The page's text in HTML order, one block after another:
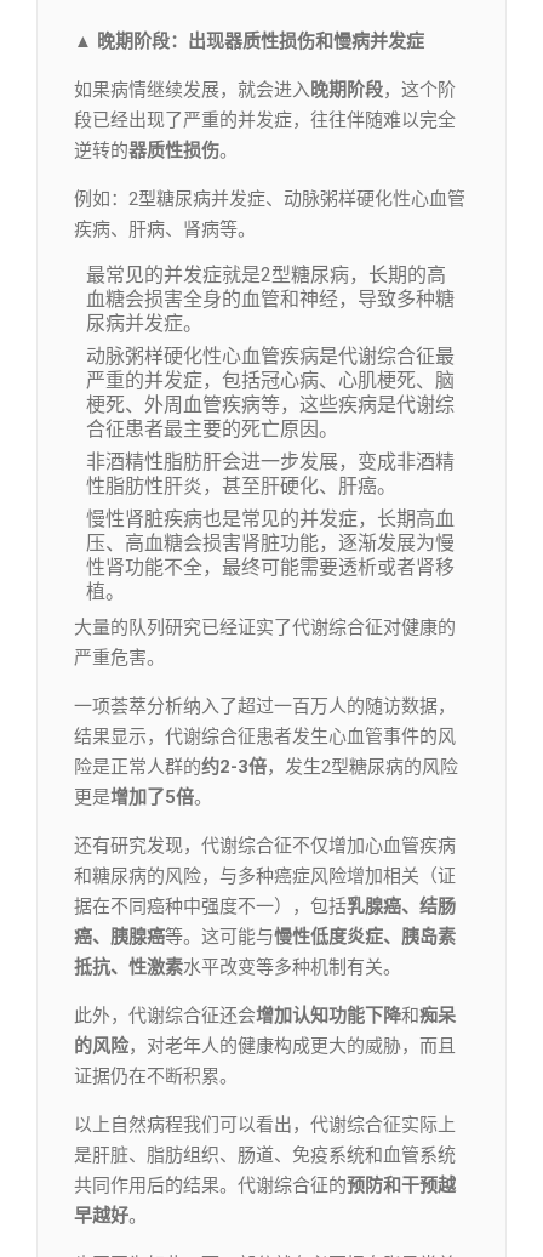
▲ 晚期阶段：出现器质性损伤和慢病并发症
如果病情继续发展，就会进入晚期阶段，这个阶
段已经出现了严重的并发症，往往伴随难以完全
逆转的器质性损伤。
例如：2型糖尿病并发症、动脉粥样硬化性心血管
疾病、肝病、肾病等。
最常见的并发症就是2型糖尿病，长期的高
血糖会损害全身的血管和神经，导致多种糖
尿病并发症。
动脉粥样硬化性心血管疾病是代谢综合征最
严重的并发症，包括冠心病、心肌梗死、脑
梗死、外周血管疾病等，这些疾病是代谢综
合征患者最主要的死亡原因。
非酒精性脂肪肝会进一步发展，变成非酒精
性脂肪性肝炎，甚至肝硬化、肝癌。
慢性肾脏疾病也是常见的并发症，长期高血
压、高血糖会损害肾脏功能，逐渐发展为慢
性肾功能不全，最终可能需要透析或者肾移
植。
大量的队列研究已经证实了代谢综合征对健康的
严重危害。
一项荟萃分析纳入了超过一百万人的随访数据，
结果显示，代谢综合征患者发生心血管事件的风
险是正常人群的约2-3倍，发生2型糖尿病的风险
更是增加了5倍。
还有研究发现，代谢综合征不仅增加心血管疾病
和糖尿病的风险，与多种癌症风险增加相关（证
据在不同癌种中强度不一），包括乳腺癌、结肠
癌、胰腺癌等。这可能与慢性低度炎症、胰岛素
抵抗、性激素水平改变等多种机制有关。
此外，代谢综合征还会增加认知功能下降和痴呆
的风险，对老年人的健康构成更大的威胁，而且
证据仍在不断积累。
以上自然病程我们可以看出，代谢综合征实际上
是肝脏、脂肪组织、肠道、免疫系统和血管系统
共同作用后的结果。代谢综合征的预防和干预越
早越好。